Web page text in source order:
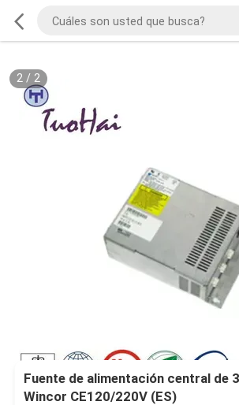
2/ 2
Fuente de alimentación central de
Wincor CE120/220V (ES)